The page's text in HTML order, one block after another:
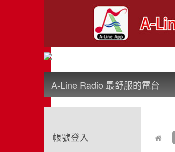
A-Line Radio 最舒服的電台
帳號登入